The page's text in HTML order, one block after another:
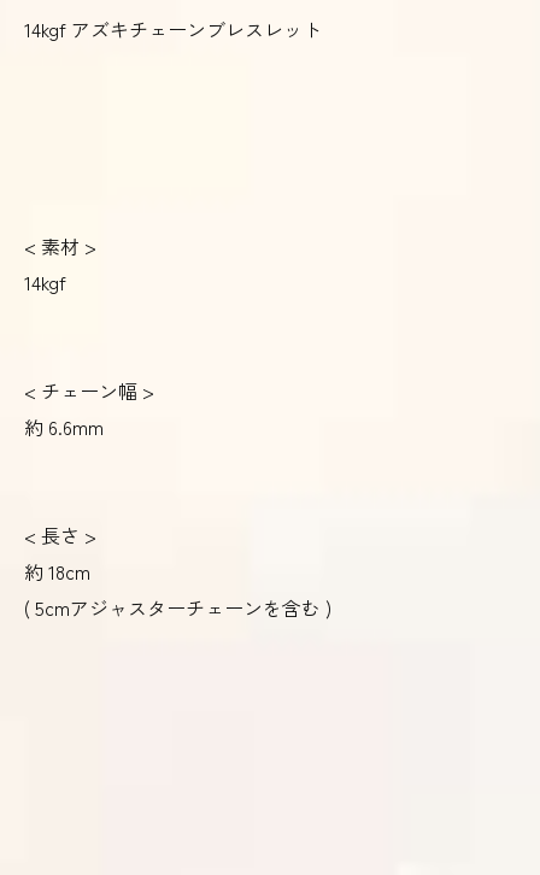
14kgf アズキチェーンブレスレット
< 素材 >
14kgf
< チェーン幅 >
約 6.6mm
< 長さ >
約 18cm
( 5cmアジャスターチェーンを含む )